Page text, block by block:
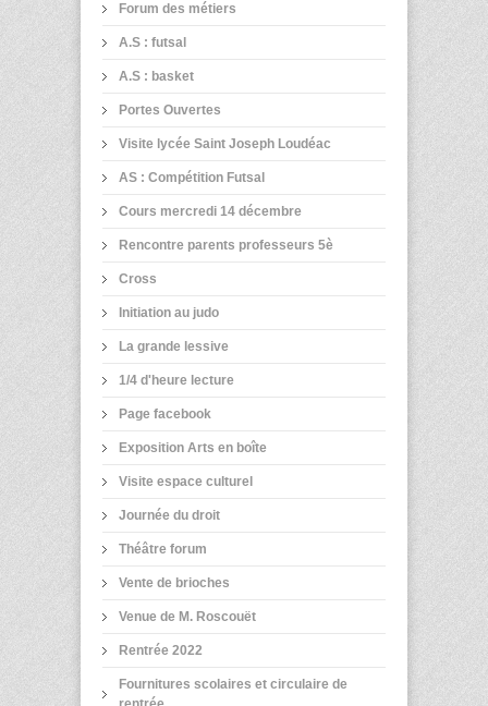
Forum des métiers
A.S : futsal
A.S : basket
Portes Ouvertes
Visite lycée Saint Joseph Loudéac
AS : Compétition Futsal
Cours mercredi 14 décembre
Rencontre parents professeurs 5è
Cross
Initiation au judo
La grande lessive
1/4 d'heure lecture
Page facebook
Exposition Arts en boîte
Visite espace culturel
Journée du droit
Théâtre forum
Vente de brioches
Venue de M. Roscouët
Rentrée 2022
Fournitures scolaires et circulaire de